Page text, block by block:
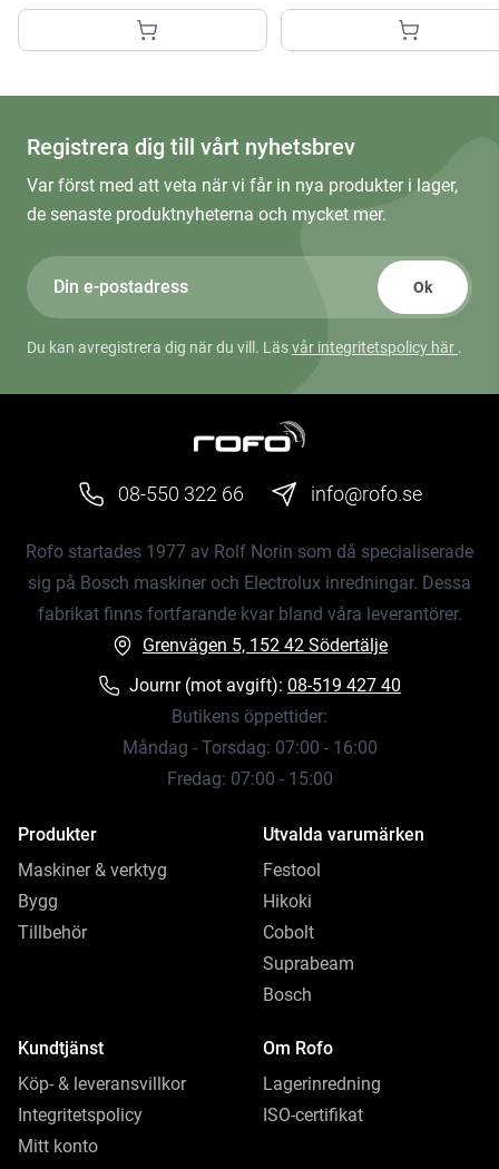
Registrera dig till vårt nyhetsbrev
Var först med att veta när vi får in nya produkter i lager,
de senaste produktnyheterna och mycket mer.
Ok
Du kan avregistrera dig när du vill. Läsvår integritetspolicy här .
08-550 322 66 info@rofo.se
Rofo startades 1977 av Rolf Norin som då specialiserade
sig på Bosch maskiner och Electrolux inredningar. Dessa
fabrikat finns fortfarande kvar bland våra leverantörer.
Grenvägen 5, 152 42 Södertälje
Journr (mot avgift): 08-519 427 40
Butikens öppettider:
Måndag - Torsdag: 07:00 - 16:00
Fredag: 07:00 - 15:00
Produkter
Maskiner & verktyg
Bygg
Tillbehör
Utvalda varumärken
Festool
Hikoki
Cobolt
Suprabeam
Bosch
Kundtjänst
Köp- & leveransvillkor
Integritetspolicy
Mitt konto
Om Rofo
Lagerinredning
ISO-certifikat